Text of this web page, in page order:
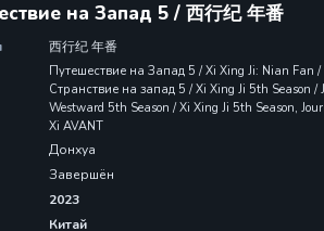
на Запад 5 / 西行纪 年番
西行纪 年番
Путешествие на Запад 5 / Xi Xing Ji: Nian
Странствие на запад 5 / Xi Xing Ji 5th Season /
Westward 5th Season / Xi Xing Ji 5th Season,
Xi AVANT
Донхуа
Завершён
2023
Китай